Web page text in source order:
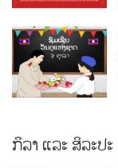
ກິລາ ແລະ ສິລະປະ